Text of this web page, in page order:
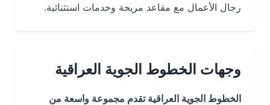
رجال الأعمال مع مقاعد مريحة وخدمات استثنائية.
وجهات الخطوط الجوية العراقية
الخطوط الجوية العراقية تقدم مجموعة واسعة من